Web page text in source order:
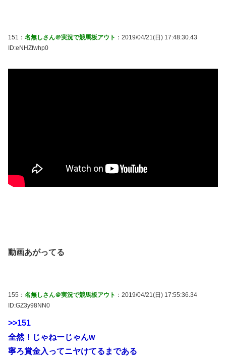
151： 名無しさん＠実況で競馬板アウト ：2019/04/21(日) 17:48:30.43
ID:eNHZfwhp0
動画あがってる
155： 名無しさん＠実況で競馬板アウト ：2019/04/21(日) 17:55:36.34
ID:GZ3y98NN0
>>151
全然！じゃねーじゃんw
寧ろ賞金入ってニヤけてるまである